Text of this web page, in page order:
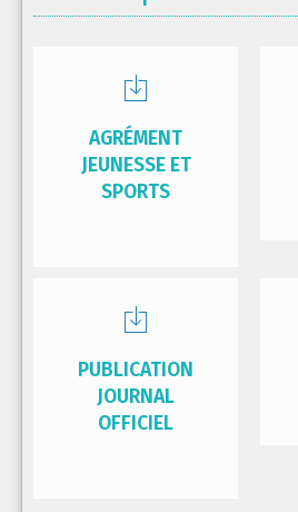
AGRÉMENT
JEUNESSE ET
SPORTS
PUBLICATION
JOURNAL
OFFICIEL